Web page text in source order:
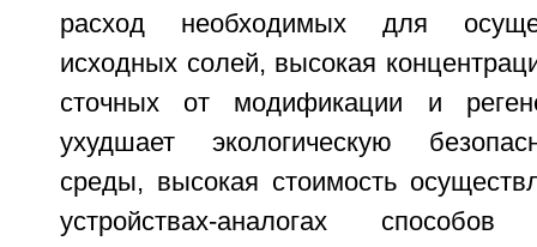
расход необходимых для
исходных солей, высокая
сточных от модификации и
ухудшает экологическую
среды, высокая стоимость
устройствах-аналогах